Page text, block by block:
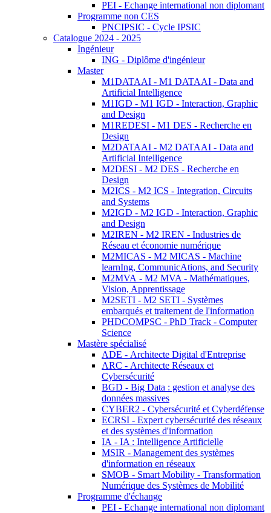
PEI - Echange international non diplomant
Programme non CES
PNCIPSIC - Cycle IPSIC
Catalogue 2024 - 2025
Ingénieur
ING - Diplôme d'ingénieur
Master
M1DATAAI - M1 DATAAI - Data and
Artificial Intelligence
M1IGD - M1 IGD - Interaction, Graphic
and Design
M1REDESI - M1 DES - Recherche en
Design
M2DATAAI - M2 DATAAI - Data and
Artificial Intelligence
M2DESI - M2 DES - Recherche en
Design
M2ICS - M2 ICS - Integration, Circuits
and Systems
M2IGD - M2 IGD - Interaction, Graphic
and Design
M2IREN - M2 IREN - Industries de
Réseau et économie numérique
M2MICAS - M2 MICAS - Machine
learnIng, CommunicAtions, and Security
M2MVA - M2 MVA - Mathématiques,
Vision, Apprentissage
M2SETI - M2 SETI - Systèmes
embarqués et traitement de l'information
PHDCOMPSC - PhD Track - Computer
Science
Mastère spécialisé
ADE - Architecte Digital d'Entreprise
ARC - Architecte Réseaux et
Cybersécurité
BGD - Big Data : gestion et analyse des
données massives
CYBER2 - Cybersécurité et Cyberdéfense
ECRSI - Expert cybersécurité des réseaux
et des systèmes d'information
IA - IA : Intelligence Artificielle
MSIR - Management des systèmes
d'information en réseaux
SMOB - Smart Mobility - Transformation
Numérique des Systèmes de Mobilité
Programme d'échange
PEI - Echange international non diplomant